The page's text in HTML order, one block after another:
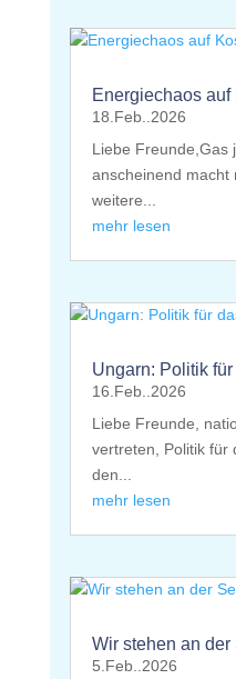
Energiechaos auf
18.Feb..2026
Liebe Freunde,Gas
anscheinend macht
weitere...
mehr lesen
Ungarn: Politik
16.Feb..2026
Liebe Freunde,
vertreten, Politik für
den...
mehr lesen
Wir stehen an der
5.Feb..2026